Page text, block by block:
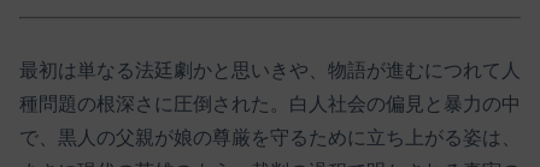
最初は単なる法廷劇かと思いきや、物語が進むにつれて人
種問題の根深さに圧倒された。白人社会の偏見と暴力の中
で、黒人の父親が娘の尊厳を守るために立ち上がる姿は、